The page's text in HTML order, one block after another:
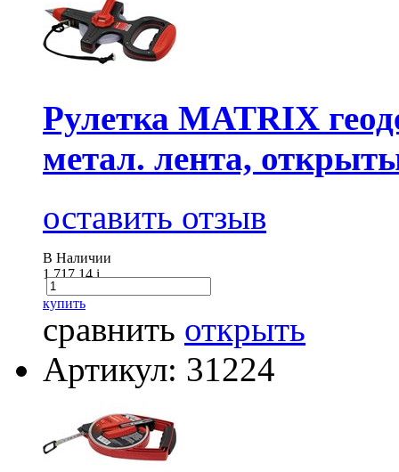
Рулетка MATRIX
метал. лента,
оставить отзыв
В Наличии
1 717.14i
купить
сравнить открыть
Артикул: 31224